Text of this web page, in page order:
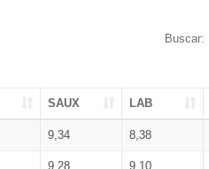
Buscar:
SAUX LAB
9,34 8,38
9,28 9,10